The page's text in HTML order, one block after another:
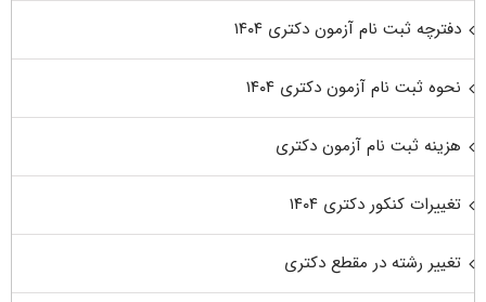
دفترچه ثبت نام آزمون دکتری ۱۴۰۴
نحوه ثبت نام آزمون دکتری ۱۴۰۴
هزینه ثبت نام آزمون دکتری
تغییرات کنکور دکتری ۱۴۰۴
تغییر رشته در مقطع دکتری